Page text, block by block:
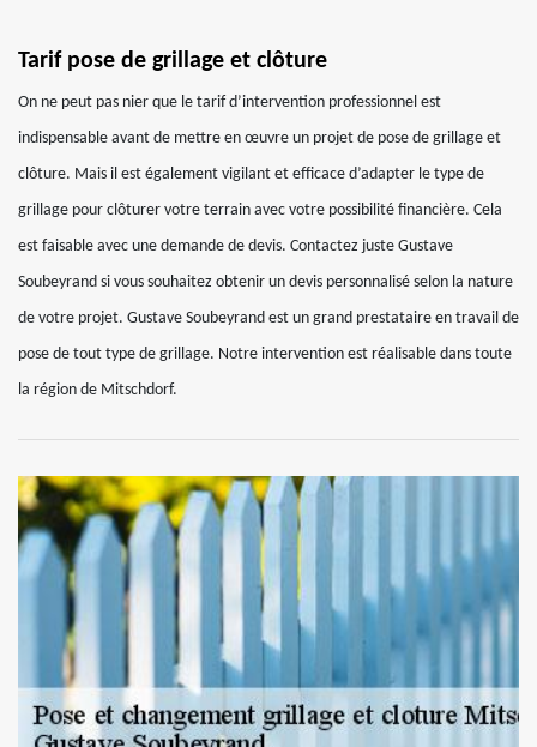
Tarif pose de grillage et clôture
On ne peut pas nier que le tarif d’intervention professionnel est
indispensable avant de mettre en œuvre un projet de pose de grillage et
clôture. Mais il est également vigilant et efficace d’adapter le type de
grillage pour clôturer votre terrain avec votre possibilité financière. Cela
est faisable avec une demande de devis. Contactez juste Gustave
Soubeyrand si vous souhaitez obtenir un devis personnalisé selon la nature
de votre projet. Gustave Soubeyrand est un grand prestataire en travail de
pose de tout type de grillage. Notre intervention est réalisable dans toute
la région de Mitschdorf.